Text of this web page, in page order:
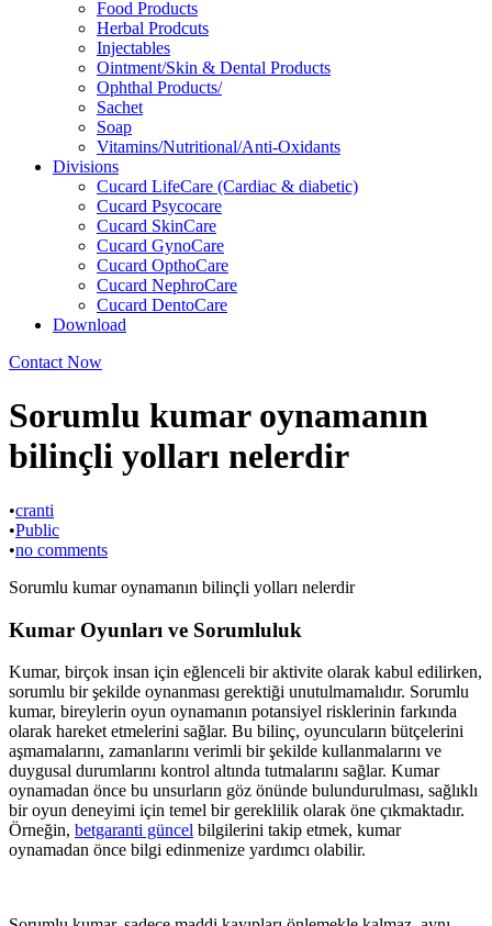
Food Products
Herbal Prodcuts
Injectables
Ointment/Skin & Dental Products
Ophthal Products/
Sachet
Soap
Vitamins/Nutritional/Anti-Oxidants
Divisions
Cucard LifeCare (Cardiac & diabetic)
Cucard Psycocare
Cucard SkinCare
Cucard GynoCare
Cucard OpthoCare
Cucard NephroCare
Cucard DentoCare
Download
Contact Now
Sorumlu kumar oynamanın
bilinçli yolları nelerdir
•cranti
•Public
•no comments
Sorumlu kumar oynamanın bilinçli yolları nelerdir
Kumar Oyunları ve Sorumluluk
Kumar, birçok insan için eğlenceli bir aktivite olarak kabul edilirken,
sorumlu bir şekilde oynanması gerektiği unutulmamalıdır. Sorumlu
kumar, bireylerin oyun oynamanın potansiyel risklerinin farkında
olarak hareket etmelerini sağlar. Bu bilinç, oyuncuların bütçelerini
aşmamalarını, zamanlarını verimli bir şekilde kullanmalarını ve
duygusal durumlarını kontrol altında tutmalarını sağlar. Kumar
oynamadan önce bu unsurların göz önünde bulundurulması, sağlıklı
bir oyun deneyimi için temel bir gereklilik olarak öne çıkmaktadır.
Örneğin, betgaranti güncel bilgilerini takip etmek, kumar
oynamadan önce bilgi edinmenize yardımcı olabilir.